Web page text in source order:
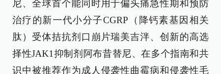
尼、全球首个能同时用于偏头痛急性期和预防
治疗的新一代小分子CGRP（降钙素基因相关
肽）受体拮抗剂口崩片瑞美吉泮、创新的高选
择性JAK1抑制剂阿布昔替尼、在多个指南和共
识中被推荐作为成人侵袭性曲霉病和侵袭性毛